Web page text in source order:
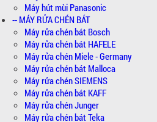
Máy hút mùi Panasonic
-- MÁY RỬA CHÉN BÁT
Máy rửa chén bát Bosch
Máy rửa chén bát HAFELE
Máy rửa chén Miele - Germany
Máy rửa chén bát Malloca
Máy rửa chén SIEMENS
Máy rửa chén bát KAFF
Máy rửa chén Junger
Máy rửa chén bát Teka